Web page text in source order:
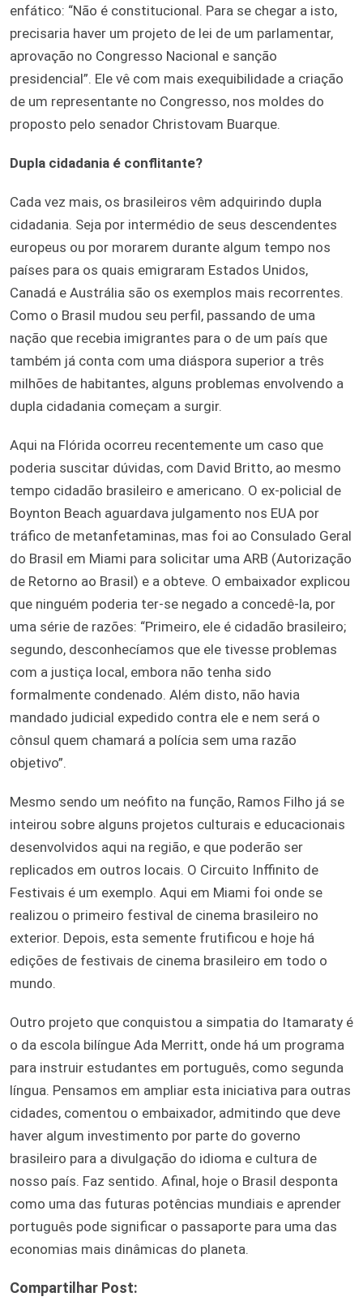
enfático: “Não é constitucional. Para se chegar a isto,
precisaria haver um projeto de lei de um parlamentar,
aprovação no Congresso Nacional e sanção
presidencial”. Ele vê com mais exequibilidade a criação
de um representante no Congresso, nos moldes do
proposto pelo senador Christovam Buarque.
Dupla cidadania é conflitante?
Cada vez mais, os brasileiros vêm adquirindo dupla
cidadania. Seja por intermédio de seus descendentes
europeus ou por morarem durante algum tempo nos
países para os quais emigraram Estados Unidos,
Canadá e Austrália são os exemplos mais recorrentes.
Como o Brasil mudou seu perfil, passando de uma
nação que recebia imigrantes para o de um país que
também já conta com uma diáspora superior a três
milhões de habitantes, alguns problemas envolvendo a
dupla cidadania começam a surgir.
Aqui na Flórida ocorreu recentemente um caso que
poderia suscitar dúvidas, com David Britto, ao mesmo
tempo cidadão brasileiro e americano. O ex-policial de
Boynton Beach aguardava julgamento nos EUA por
tráfico de metanfetaminas, mas foi ao Consulado Geral
do Brasil em Miami para solicitar uma ARB (Autorização
de Retorno ao Brasil) e a obteve. O embaixador explicou
que ninguém poderia ter-se negado a concedê-la, por
uma série de razões: “Primeiro, ele é cidadão brasileiro;
segundo, desconhecíamos que ele tivesse problemas
com a justiça local, embora não tenha sido
formalmente condenado. Além disto, não havia
mandado judicial expedido contra ele e nem será o
cônsul quem chamará a polícia sem uma razão
objetivo”.
Mesmo sendo um neófito na função, Ramos Filho já se
inteirou sobre alguns projetos culturais e educacionais
desenvolvidos aqui na região, e que poderão ser
replicados em outros locais. O Circuito Inffinito de
Festivais é um exemplo. Aqui em Miami foi onde se
realizou o primeiro festival de cinema brasileiro no
exterior. Depois, esta semente frutificou e hoje há
edições de festivais de cinema brasileiro em todo o
mundo.
Outro projeto que conquistou a simpatia do Itamaraty é
o da escola bilíngue Ada Merritt, onde há um programa
para instruir estudantes em português, como segunda
língua. Pensamos em ampliar esta iniciativa para outras
cidades, comentou o embaixador, admitindo que deve
haver algum investimento por parte do governo
brasileiro para a divulgação do idioma e cultura de
nosso país. Faz sentido. Afinal, hoje o Brasil desponta
como uma das futuras potências mundiais e aprender
português pode significar o passaporte para uma das
economias mais dinâmicas do planeta.
Compartilhar Post: